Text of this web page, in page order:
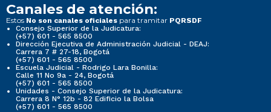
Canales de atención:
Estos No son canales oficiales para tramitar PQRSDF
Consejo Superior de la Judicatura:
(+57) 601 - 565 8500
Dirección Ejecutiva de Administración Judicial - DEAJ:
Carrera 7 # 27-18, Bogotá
(+57) 601 - 565 8500
Escuela Judicial - Rodrigo Lara Bonilla:
Calle 11 No 9a - 24, Bogotá
(+57) 601 - 565 8500
Unidades - Consejo Superior de la Judicatura:
Carrera 8 N° 12b - 82 Edificio la Bolsa
(+57) 601 - 565 8500